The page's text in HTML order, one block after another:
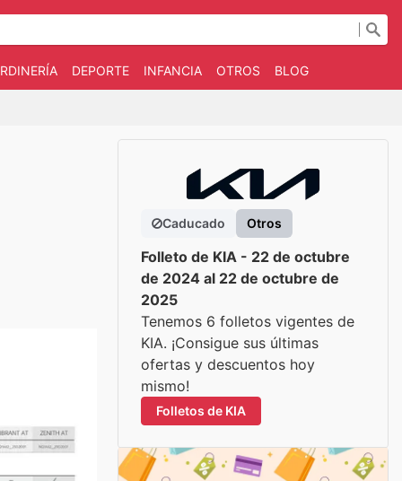
DEPORTE INFANCIA OTROS BLOG
Caducado Otros
Folleto de KIA - 22 de octubre
de 2024 al 22 de octubre de
2025
Tenemos 6 folletos vigentes de
KIA. ¡Consigue sus últimas
ofertas y descuentos hoy
mismo!
Folletos de KIA